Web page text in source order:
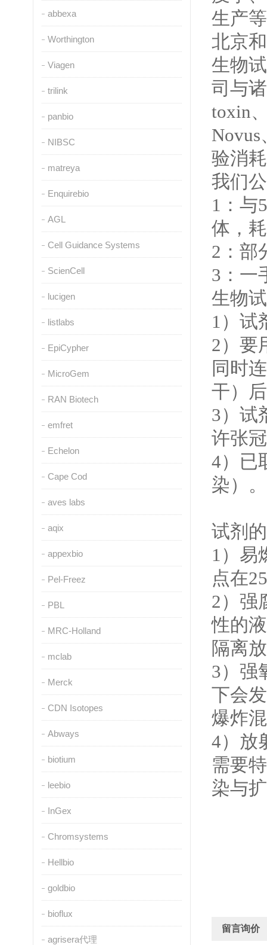
abbexa
Worthington
Viagen
trilink
panbio
NIBSC
matreya
Enquirebio
AGL
Cell Guidance Systems
ScienCell
lucigen
listlabs
EpiCypher
MicroGem
RAN Biotech
emfret
Echelon
Cape Cod
aves labs
aqix
appexbio
Pel-Freez
PBL
MRC-Holland
mclab
Merck
CDN Isotopes
Abways
biotium
leebio
InGex
Chromsystems
Hellbio
goldbio
bioflux
agrisera代理
生产
北京
生物
司与
toxin
Novus
验消
我们
1 ：与
体，
2 ：
3 ：
生物
1 ）试
2 ）要
同时
干）
3）试
许张
4）已
染）。
试剂
1 ）易
点在25
2 ）强
性的
隔离
3）强
下会
爆炸
4）放
需要
染与
留言询价